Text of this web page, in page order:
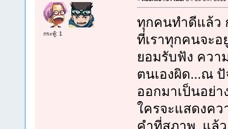
กระทู้: 1
ทุกคนทำดีแล้ว
ที่เราทุกคนจะอ
ยอมรับฟัง ควา
ตนเองผิด...ณ
ออกมาเป็นอย่า
ใครจะแสดงค